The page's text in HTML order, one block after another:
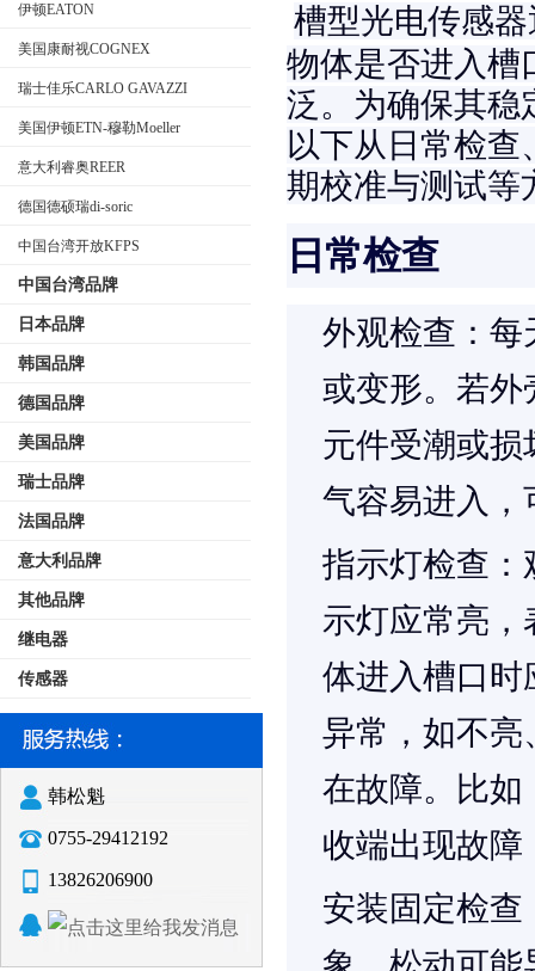
伊顿EATON
美国康耐视COGNEX
瑞士佳乐CARLO GAVAZZI
美国伊顿ETN-穆勒Moeller
意大利睿奥REER
德国德硕瑞di-soric
中国台湾开放KFPS
中国台湾品牌
日本品牌
韩国品牌
德国品牌
美国品牌
瑞士品牌
法国品牌
意大利品牌
其他品牌
继电器
传感器
韩松魁
0755-29412192
13826206900
槽型光电传感
物体是否进入槽
泛。为确保其稳
以下从日常检
期校准与测试等
日常检查
外观检查 ：
或变形。若外
元件受潮或
气容易进入，
指示灯检查
示灯应常亮
体进入槽口时
异常，如不亮
在故障。比如
收端出现故障
安装固定检查